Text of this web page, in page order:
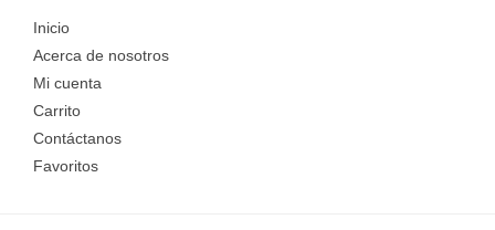
Inicio
Acerca de nosotros
Mi cuenta
Carrito
Contáctanos
Favoritos